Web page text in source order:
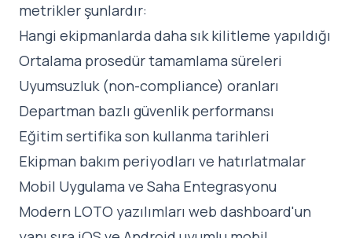
metrikler şunlardır:
Hangi ekipmanlarda daha sık kilitleme yapıldığı
Ortalama prosedür tamamlama süreleri
Uyumsuzluk (non-compliance) oranları
Departman bazlı güvenlik performansı
Eğitim sertifika son kullanma tarihleri
Ekipman bakım periyodları ve hatırlatmalar
Mobil Uygulama ve Saha Entegrasyonu
Modern LOTO yazılımları web dashboard'un